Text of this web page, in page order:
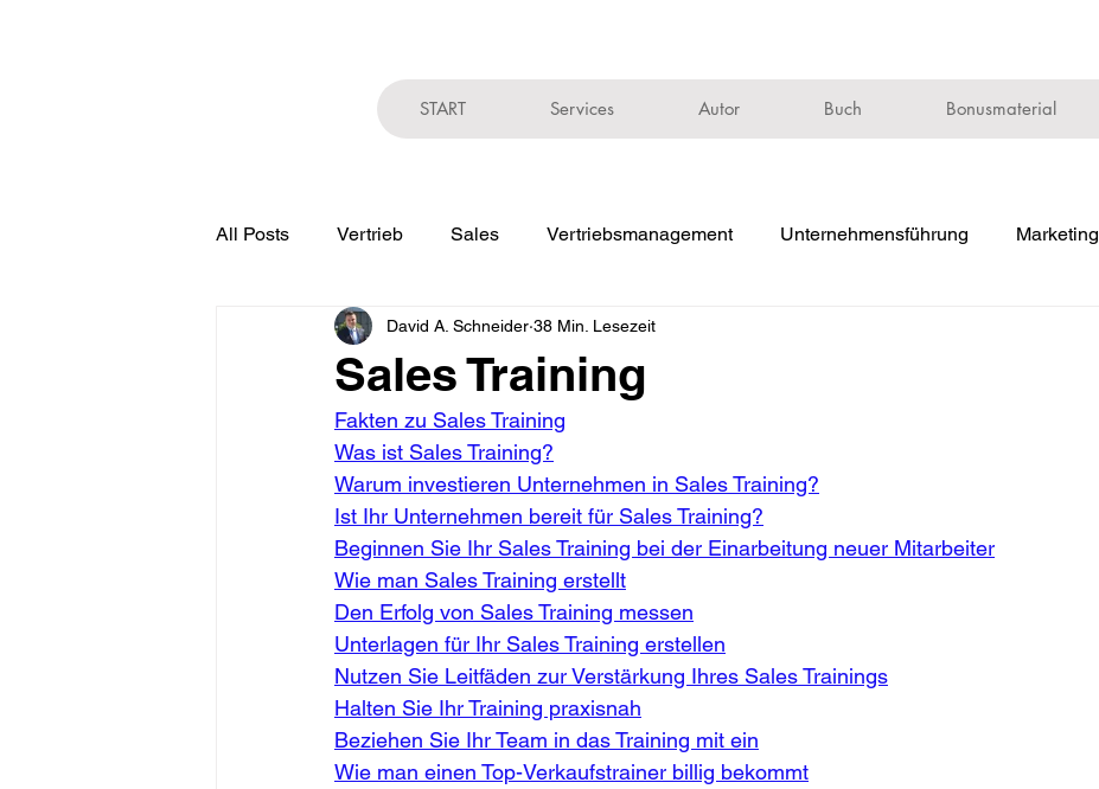
START Services Autor Buch Bonusmaterial
All Posts Vertrieb Sales Vertriebsmanagement Unternehmensführung Marketing
Gefahren der Digitalisierung
Sales Training
David A. Schneider 38 Min. Lesezeit
Fakten zu Sales Training
Was ist Sales Training?
Warum investieren Unternehmen in Sales Training?
Ist Ihr Unternehmen bereit für Sales Training?
Beginnen Sie Ihr Sales Training bei der Einarbeitung neuer Mitarbeiter
Wie man Sales Training erstellt
Den Erfolg von Sales Training messen
Unterlagen für Ihr Sales Training erstellen
Nutzen Sie Leitfäden zur Verstärkung Ihres Sales Trainings
Halten Sie Ihr Training praxisnah
Beziehen Sie Ihr Team in das Training mit ein
Wie man einen Top-Verkaufstrainer billig bekommt